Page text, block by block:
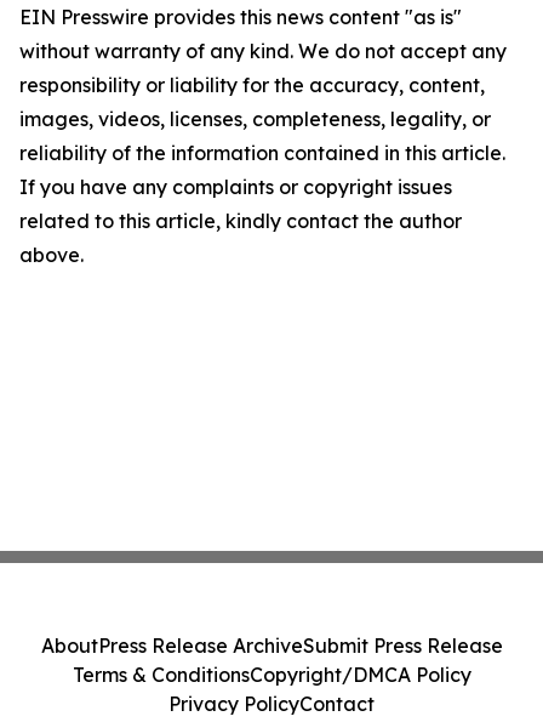
EIN Presswire provides this news content "as is"
without warranty of any kind. We do not accept any
responsibility or liability for the accuracy, content,
images, videos, licenses, completeness, legality, or
reliability of the information contained in this article.
If you have any complaints or copyright issues
related to this article, kindly contact the author
above.
AboutPress Release ArchiveSubmit Press Release
Terms & ConditionsCopyright/DMCA Policy
Privacy PolicyContact